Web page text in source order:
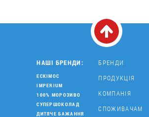
НАШІ БРЕНДИ:
ЕСКІМОС
IMPERIUM
100% МОРОЗИВО
СУПЕРШОКОЛАД
ДИТЯЧЕ БАЖАННЯ
БРЕНДИ
ПРОДУКЦІЯ
КОМПАНІЯ
СПОЖИВАЧАМ